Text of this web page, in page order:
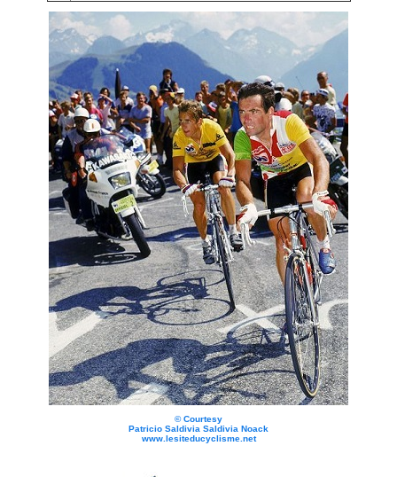
© Courtesy
Patricio Saldivia Saldivia Noack
www.lesiteducyclisme.net